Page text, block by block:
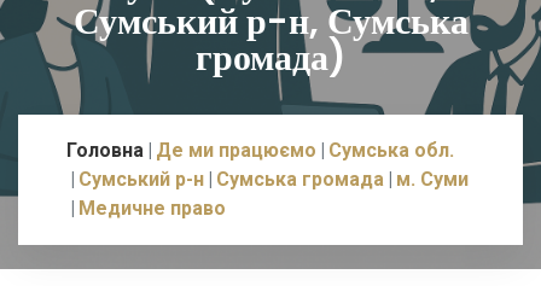
Сумський р-н, Сумська
громада)
Головна Де ми працюємо
Сумська обл.
Сумський р-н Сумська громада м. Суми
Медичне право